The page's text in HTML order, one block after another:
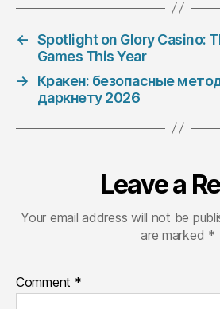
← Spotlight on Glory Casino:
Games This Year
→
Кракен: безопасные
даркнету 2026
Leave a
Your email address will not be
are marked *
Comment *